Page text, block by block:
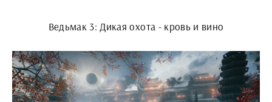
Ведьмак 3: Дикая охота - кровь и вино